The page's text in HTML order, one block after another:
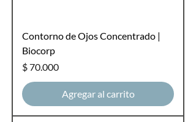
Contorno de Ojos Concentrado |
Biocorp
Precio
$ 70.000
Agregar al carrito